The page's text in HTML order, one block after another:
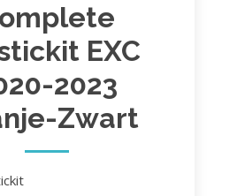
EXC
2023
Zwart